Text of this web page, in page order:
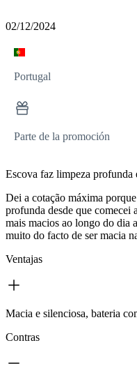
02/12/2024
Portugal
Parte de la promoción
Escova faz limpeza profunda
Dei a cotação máxima
profunda desde que comecei
mais macios ao longo do dia
muito do facto de ser macia
Ventajas
Macia e silenciosa, bateria
Contras